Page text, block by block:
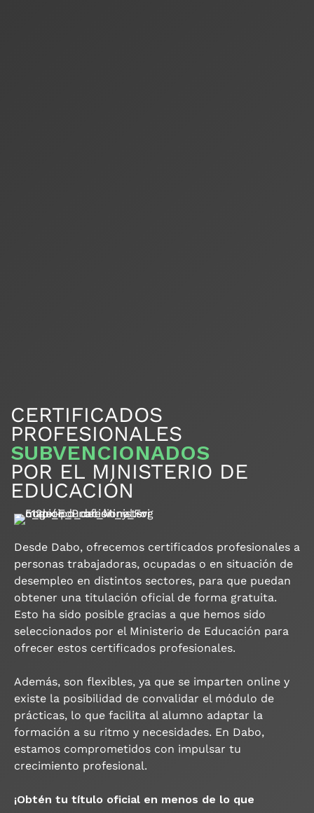
CERTIFICADOS
PROFESIONALES
SUBVENCIONADOS
POR EL MINISTERIO DE
EDUCACIÓN
Desde Dabo, ofrecemos certificados profesionales a
personas trabajadoras, ocupadas o en situación de
desempleo en distintos sectores, para que puedan
obtener una titulación oficial de forma gratuita.
Esto ha sido posible gracias a que hemos sido
seleccionados por el Ministerio de Educación para
ofrecer estos certificados profesionales.
Además, son flexibles, ya que se imparten online y
existe la posibilidad de convalidar el módulo de
prácticas, lo que facilita al alumno adaptar la
formación a su ritmo y necesidades. En Dabo,
estamos comprometidos con impulsar tu
crecimiento profesional.
¡Obtén tu título oficial en menos de lo que